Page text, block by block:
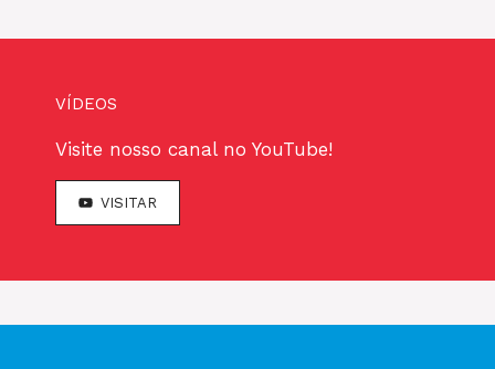
VÍDEOS
Visite nosso canal no YouTube!
VISITAR